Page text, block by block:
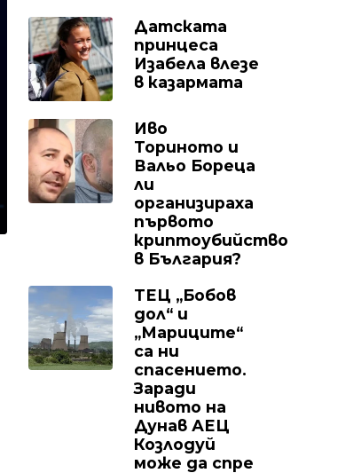
Датската
принцеса
Изабела влезе
в казармата
Иво
Ториното и
Вальо Бореца
ли
организираха
първото
криптоубийство
в България?
ТЕЦ „Бобов
дол“ и
„Мариците“
са ни
спасението.
Заради
нивото на
Дунав АЕЦ
Козлодуй
може да спре